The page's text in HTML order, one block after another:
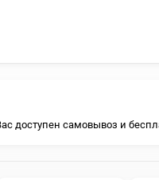
17 Pro
17 Air
iPad
iPad
доступен самовывоз и